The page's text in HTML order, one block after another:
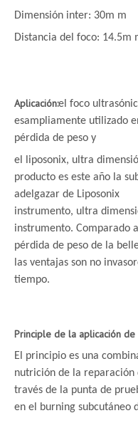
Dimensión inter: 30m m
Distancia del foco: 14.5m
Aplicación:el foco
esampliamente utilizado
pérdida de peso y
el liposonix, ultra
producto es este año la
adelgazar de Liposonix
instrumento, ultra
instrumento. Comparado
pérdida de peso de la
las ventajas son no
tiempo.
Principle de la aplicación de
El principio es una
nutrición de la reparación
través de la punta de
en el burning subcutáneo